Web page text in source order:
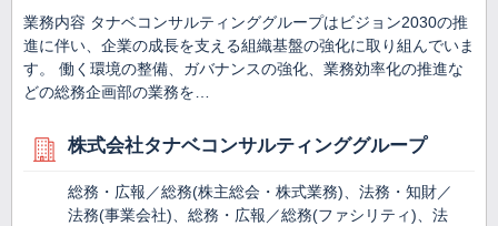
業務内容 タナベコンサルティンググループはビジョン2030の推
進に伴い、企業の成長を支える組織基盤の強化に取り組んでいま
す。 働く環境の整備、ガバナンスの強化、業務効率化の推進な
どの総務企画部の業務を…
株式会社タナベコンサルティンググループ
総務・広報／総務(株主総会・株式業務)、法務・知財／
法務(事業会社)、総務・広報／総務(ファシリティ)、法